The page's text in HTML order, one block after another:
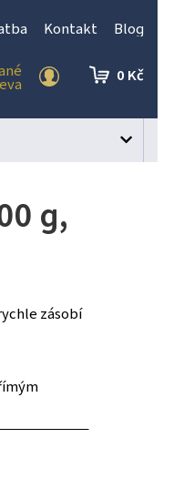
Kontakt Blog
0 Kč
g,
zásobí